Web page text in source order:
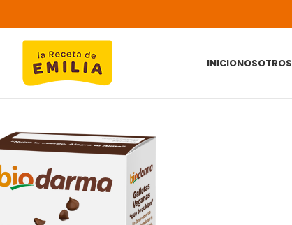
INICIONOSOTROS